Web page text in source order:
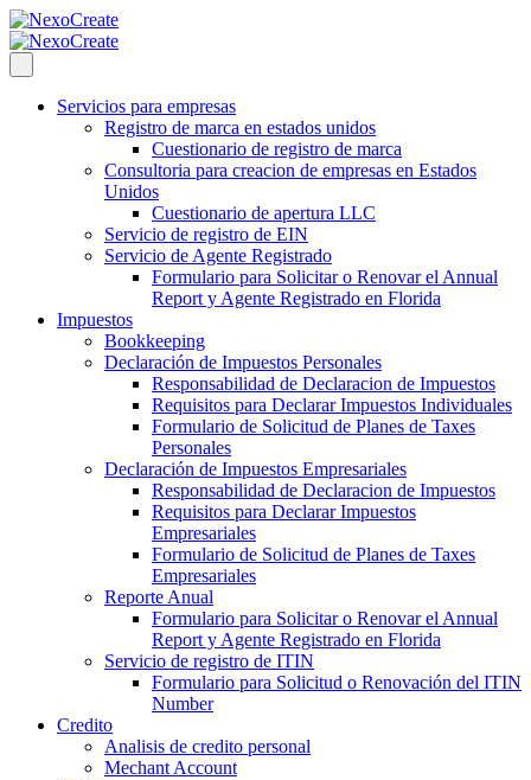
Servicios para empresas
Registro de marca en estados unidos
Cuestionario de registro de marca
Consultoria para creacion de empresas en Estados
Unidos
Cuestionario de apertura LLC
Servicio de registro de EIN
Servicio de Agente Registrado
Formulario para Solicitar o Renovar el Annual
Report y Agente Registrado en Florida
Impuestos
Bookkeeping
Declaración de Impuestos Personales
Responsabilidad de Declaracion de Impuestos
Requisitos para Declarar Impuestos Individuales
Formulario de Solicitud de Planes de Taxes
Personales
Declaración de Impuestos Empresariales
Responsabilidad de Declaracion de Impuestos
Requisitos para Declarar Impuestos
Empresariales
Formulario de Solicitud de Planes de Taxes
Empresariales
Reporte Anual
Formulario para Solicitar o Renovar el Annual
Report y Agente Registrado en Florida
Servicio de registro de ITIN
Formulario para Solicitud o Renovación del ITIN
Number
Credito
Analisis de credito personal
Mechant Account